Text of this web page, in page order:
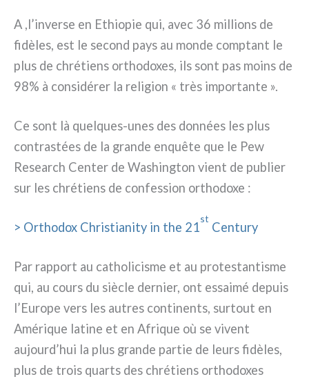
A ,l’inverse en Ethiopie qui, avec 36 mil­lions de
fidè­les, est le second pays au mon­de comp­tant le
plus de chré­tiens ortho­do­xes, ils sont pas moins de
98% à con­si­dé­rer la reli­gion « très impor­tan­te ».
Ce sont là quelques-unes des don­nées les plus
con­tra­stées de la gran­de enquê­te que le Pew
Research Center de Washington vient de publier
sur les chré­tiens de con­fes­sion ortho­do­xe :
> Orthodox Christianity in the 21
st
Century
Par rap­port au catho­li­ci­sme et au pro­te­stan­ti­sme
qui, au cours du siè­cle der­nier, ont essai­mé depuis
l’Europe vers les autres con­ti­nen­ts, sur­tout en
Amérique lati­ne et en Afrique où se vivent
aujourd’hui la plus gran­de par­tie de leurs fidè­les,
plus de trois quarts des chré­tiens ortho­do­xes